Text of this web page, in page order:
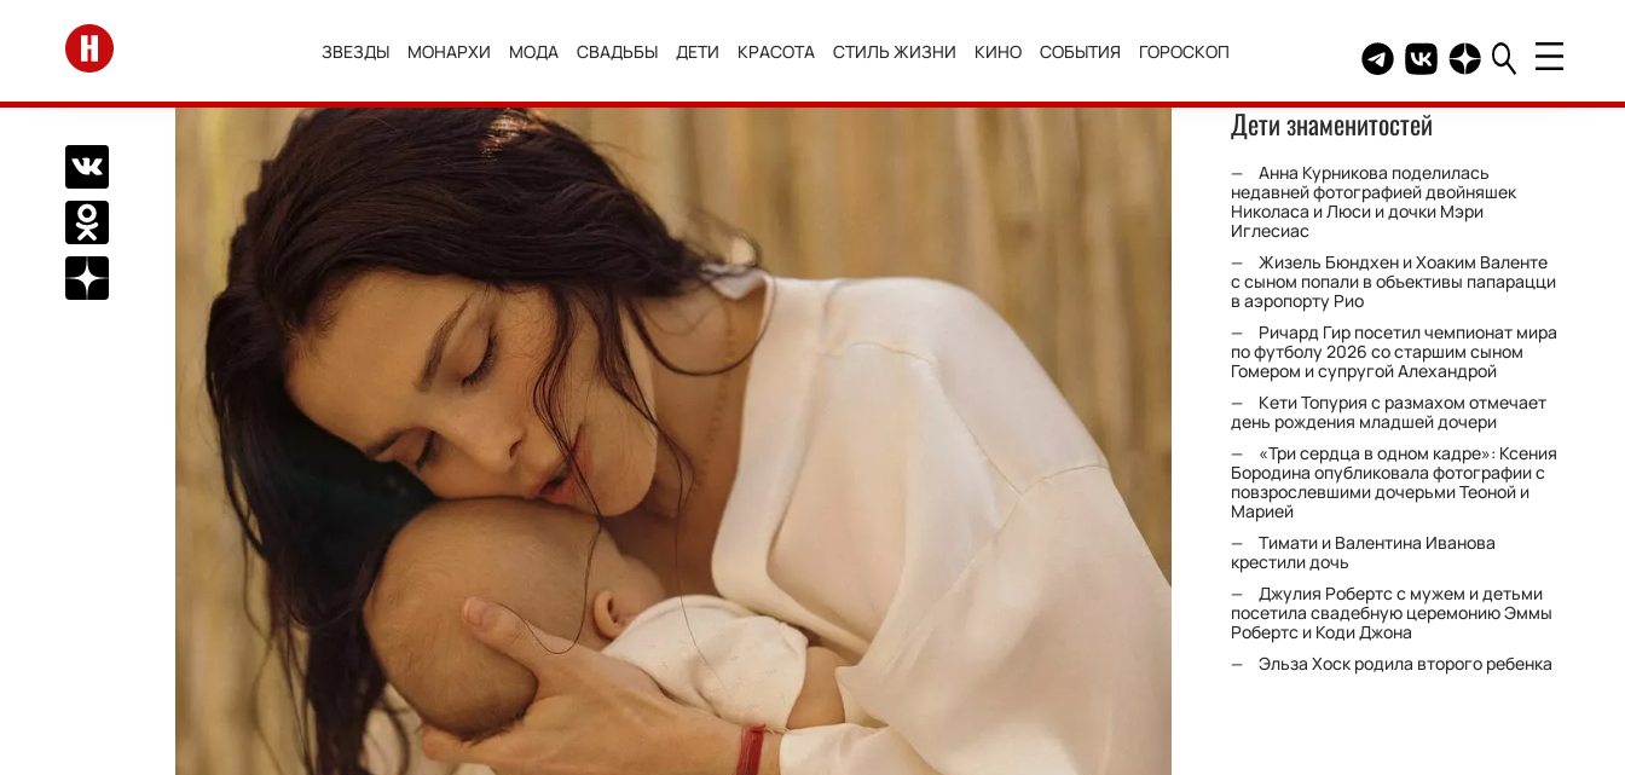
Перейти на главную
ЗВЕЗДЫ МОНАРХИ МОДА СВАДЬБЫ ДЕТИ КРАСОТА СТИЛЬ ЖИЗНИ КИНО СОБЫТИЯ ГОРОСКОП Telegram канал HELLO
Группа HELLO
Канал HELLO в
Поделиться Вконтакте
Поделиться в Одноклассниках
Подписаться на нас в Дзен
Дети знаменитостей
Анна Курникова поделилась
недавней фотографией двойняшек
Николаса и Люси и дочки Мэри
Иглесиас
Жизель Бюндхен и Хоаким Валенте
с сыном попали в объективы папарацци
в аэропорту Рио
Ричард Гир посетил чемпионат мира
по футболу 2026 со старшим сыном
Гомером и супругой Алехандрой
Кети Топурия с размахом отмечает
день рождения младшей дочери
«Три сердца в одном кадре»: Ксения
Бородина опубликовала фотографии с
повзрослевшими дочерьми Теоной и
Марией
Тимати и Валентина Иванова
крестили дочь
Джулия Робертс с мужем и детьми
посетила свадебную церемонию Эммы
Робертс и Коди Джона
Эльза Хоск родила второго ребенка